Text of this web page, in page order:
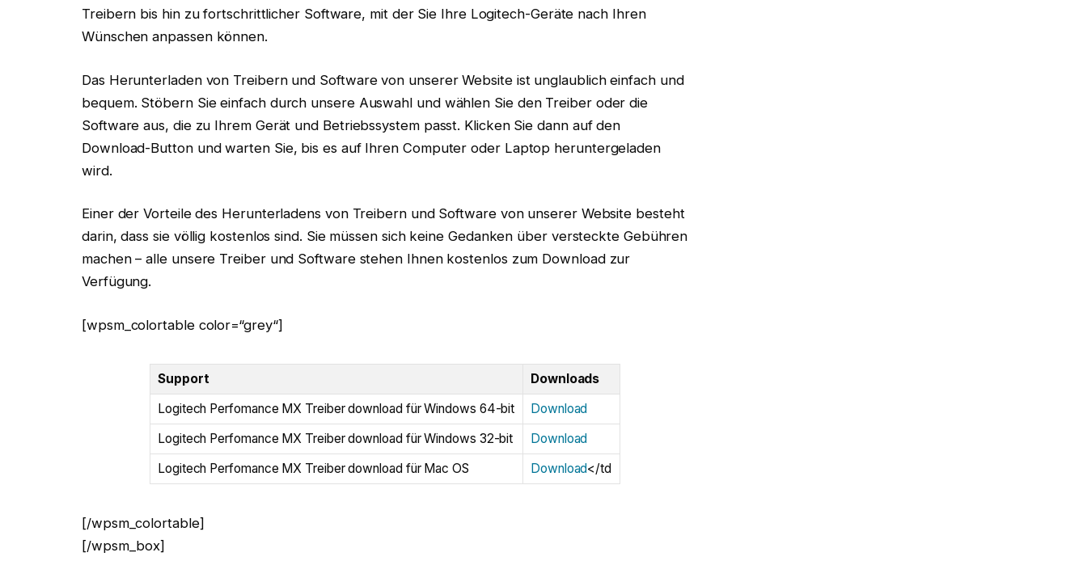
Treibern bis hin zu fortschrittlicher Software, mit der Sie Ihre Logitech-Geräte nach Ihren
Wünschen anpassen können.
Das Herunterladen von Treibern und Software von unserer Website ist unglaublich einfach und
bequem. Stöbern Sie einfach durch unsere Auswahl und wählen Sie den Treiber oder die
Software aus, die zu Ihrem Gerät und Betriebssystem passt. Klicken Sie dann auf den
Download-Button und warten Sie, bis es auf Ihren Computer oder Laptop heruntergeladen
wird.
Einer der Vorteile des Herunterladens von Treibern und Software von unserer Website besteht
darin, dass sie völlig kostenlos sind. Sie müssen sich keine Gedanken über versteckte Gebühren
machen – alle unsere Treiber und Software stehen Ihnen kostenlos zum Download zur
Verfügung.
[wpsm_colortable color=“grey“]
Support
Downloads
Logitech Perfomance MX Treiber download für Windows 64-bit
Download
Logitech Perfomance MX Treiber download für Windows 32-bit
Download
Logitech Perfomance MX Treiber download für Mac OS
Download</td
[/wpsm_colortable]
[/wpsm_box]